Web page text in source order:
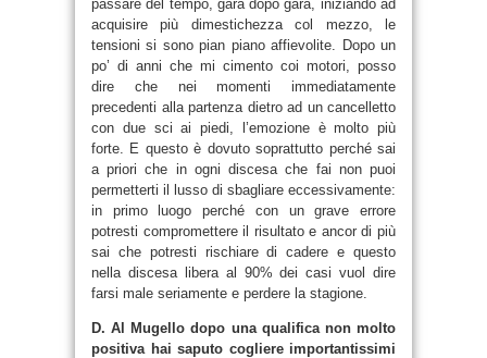
passare del tempo, gara dopo gara, iniziando ad
acquisire più dimestichezza col mezzo, le
tensioni si sono pian piano affievolite. Dopo un
po’ di anni che mi cimento coi motori, posso
dire che nei momenti immediatamente
precedenti alla partenza dietro ad un cancelletto
con due sci ai piedi, l’emozione è molto più
forte. E questo è dovuto soprattutto perché sai
a priori che in ogni discesa che fai non puoi
permetterti il lusso di sbagliare eccessivamente:
in primo luogo perché con un grave errore
potresti compromettere il risultato e ancor di più
sai che potresti rischiare di cadere e questo
nella discesa libera al 90% dei casi vuol dire
farsi male seriamente e perdere la stagione.
D. Al Mugello dopo una qualifica non molto
positiva hai saputo cogliere importantissimi